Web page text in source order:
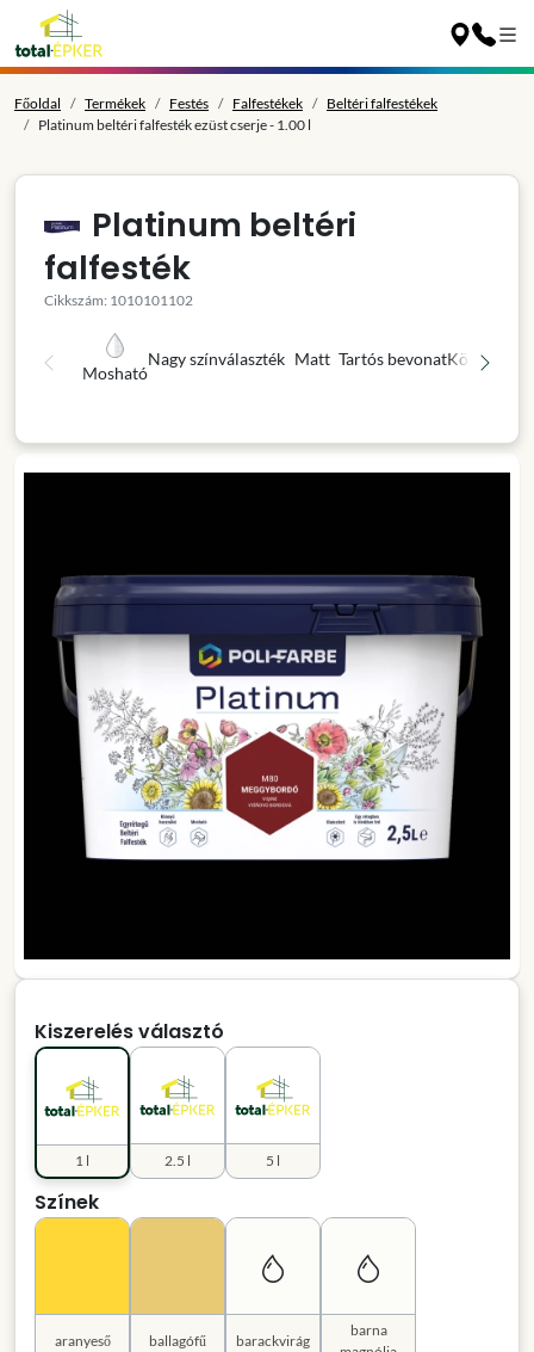
Főoldal Termékek Festés Falfestékek
Beltéri falfestékek
Platinum beltéri falfesték ezüst cserje - 1.00 l
Platinum beltéri
falfesték
Cikkszám: 1010101102
Mosható
Nagy színválaszték Matt Tartós bevonatKönnyű
Kiszerelés választó
1 l 2.5 l 5 l
Színek
aranyeső ballagófű barackvirág
barna